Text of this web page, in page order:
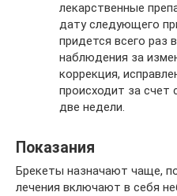
лекарственные
дату следующего
придется всего раз
наблюдения за
коррекция,
происходит за
две недели.
Показания
Брекеты назначают чаще,
лечения включают в себя